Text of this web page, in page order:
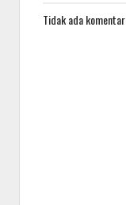
Tidak ada komentar